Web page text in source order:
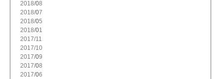
2018/ 8
2018/ 7
2018/ 5
2018/ 1
2017/11
2017/10
2017/ 9
2017/ 8
2017/ 6